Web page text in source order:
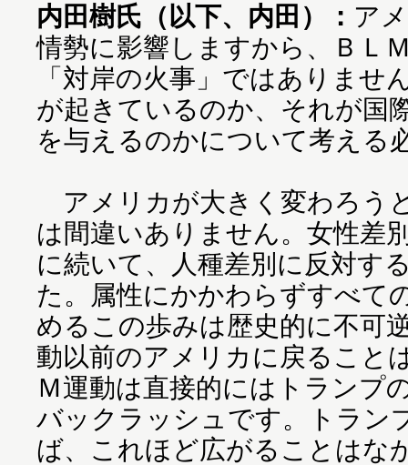
内田樹氏（以下、内田）： ア
情勢に影響しますから、ＢＬ
「対岸の火事」ではありませ
が起きているのか、それが国
を与えるのかについて考える
アメリカが大きく変わろう
は間違いありません。女性差
に続いて、人種差別に反対す
た。属性にかかわらずすべて
めるこの歩みは歴史的に不可
動以前のアメリカに戻ること
Ｍ運動は直接的にはトランプ
バックラッシュです。トラン
ば、これほど広がることはな